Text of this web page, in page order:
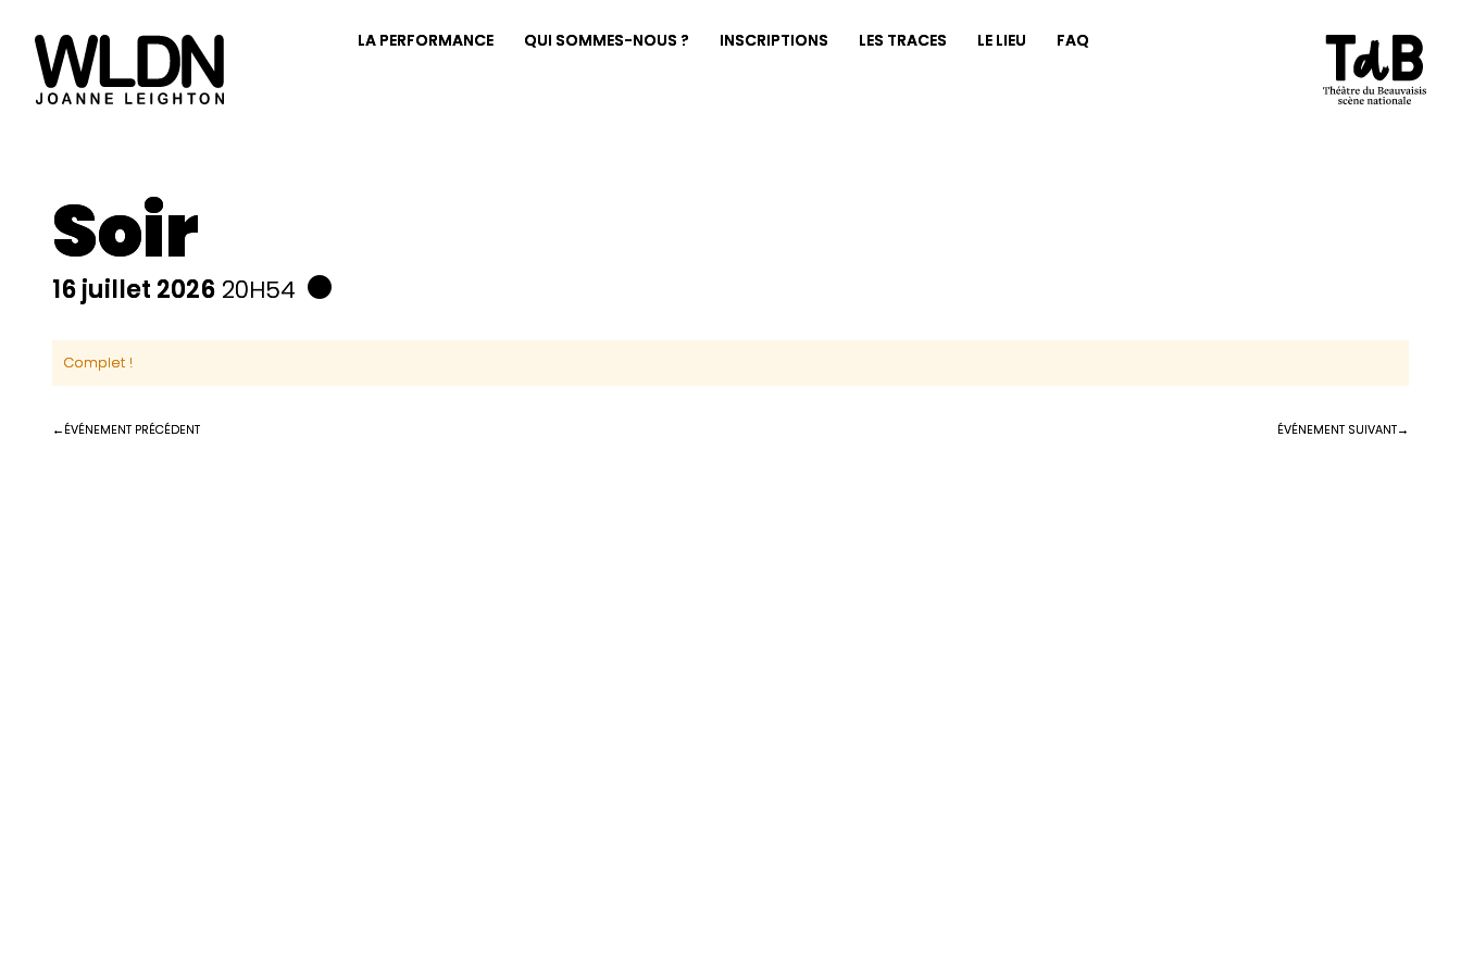
LA PERFORMANCE QUI SOMMES-NOUS ? INSCRIPTIONS LES TRACES LE LIEU FAQ
Soir
16 juillet 2026 20H54
Complet !
ÉVÉNEMENT PRÉCÉDENT ÉVÉNEMENT SUIVANT